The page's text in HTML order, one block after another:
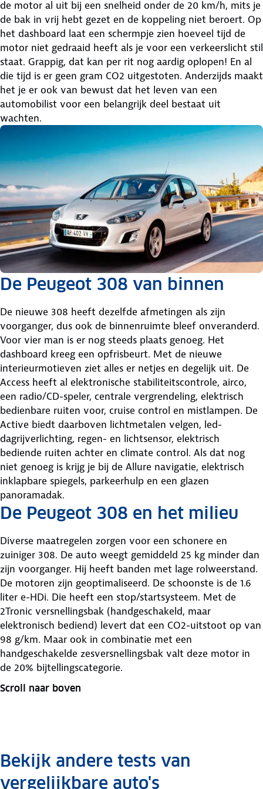
de motor al uit bij een snelheid onder de 20 km/h, mits je
de bak in vrij hebt gezet en de koppeling niet beroert. Op
het dashboard laat een schermpje zien hoeveel tijd de
motor niet gedraaid heeft als je voor een verkeerslicht stil
staat. Grappig, dat kan per rit nog aardig oplopen! En al
die tijd is er geen gram CO2 uitgestoten. Anderzijds maakt
het je er ook van bewust dat het leven van een
automobilist voor een belangrijk deel bestaat uit
wachten.
De Peugeot 308 van binnen
De nieuwe 308 heeft dezelfde afmetingen als zijn
voorganger, dus ook de binnenruimte bleef onveranderd.
Voor vier man is er nog steeds plaats genoeg. Het
dashboard kreeg een opfrisbeurt. Met de nieuwe
interieurmotieven ziet alles er netjes en degelijk uit. De
Access heeft al elektronische stabiliteitscontrole, airco,
een radio/CD-speler, centrale vergrendeling, elektrisch
bedienbare ruiten voor, cruise control en mistlampen. De
Active biedt daarboven lichtmetalen velgen, led-
dagrijverlichting, regen- en lichtsensor, elektrisch
bediende ruiten achter en climate control. Als dat nog
niet genoeg is krijg je bij de Allure navigatie, elektrisch
inklapbare spiegels, parkeerhulp en een glazen
panoramadak.
De Peugeot 308 en het milieu
Diverse maatregelen zorgen voor een schonere en
zuiniger 308. De auto weegt gemiddeld 25 kg minder dan
zijn voorganger. Hij heeft banden met lage rolweerstand.
De motoren zijn geoptimaliseerd. De schoonste is de 1.6
liter e-HDi. Die heeft een stop/startsysteem. Met de
2Tronic versnellingsbak (handgeschakeld, maar
elektronisch bediend) levert dat een CO2-uitstoot op van
98 g/km. Maar ook in combinatie met een
handgeschakelde zesversnellingsbak valt deze motor in
de 20% bijtellingscategorie.
Scroll naar boven
Bekijk andere tests van
vergelijkbare auto's